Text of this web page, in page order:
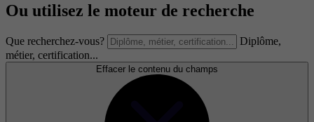
Ou utilisez le moteur de recherche
Que recherchez-vous?
Diplôme,
métier, certification...
Effacer le contenu du champs